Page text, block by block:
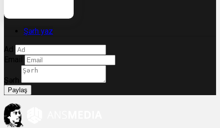
Şərh yaz
Ad
Email
Şərh
Paylaş